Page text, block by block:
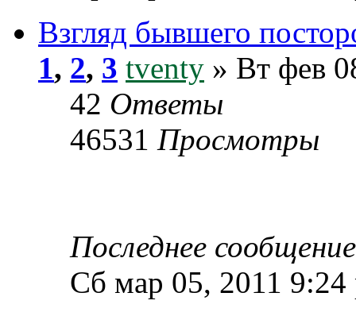
Взгляд бывшего
1, 2, 3 tventy » Вт фев
42 Ответы
46531 Просмотры
Последнее
Сб мар 05, 2011 9:24